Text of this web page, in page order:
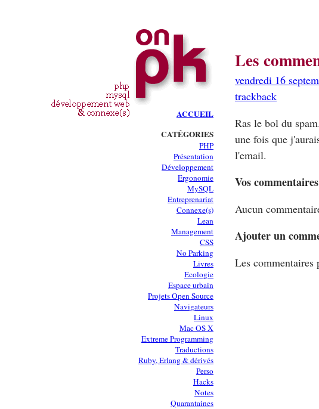
ACCUEIL
CATÉGORIES
PHP
Présentation
Développement
Ergonomie
MySQL
Entreprenariat
Connexe(s)
Lean
Management
CSS
No Parking
Livres
Ecologie
Espace urbain
Projets Open Source
Navigateurs
Linux
Mac OS X
Extreme Programming
Traductions
Ruby, Erlang & dérivés
Perso
Hacks
Notes
Quarantaines
Les
vendredi 16
trackback
Ras le bol du
une fois que
l'email.
Vos
Aucun
Ajouter un
Les commentaires